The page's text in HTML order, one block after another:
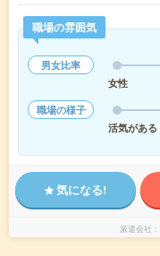
職場の雰囲気
男女比率
女性
職場の様子
活気がある
気になる!
派遣会社